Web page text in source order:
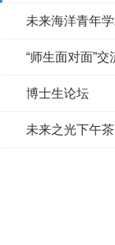
未来海洋青年
“师生面对面”交
博士生论坛
未来之光下午茶